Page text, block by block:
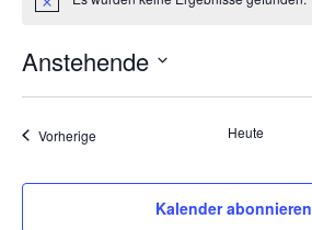
Hinweis
Anstehende
wählen.
VorherigeVeranstaltungen Heute
Kalender abonnieren